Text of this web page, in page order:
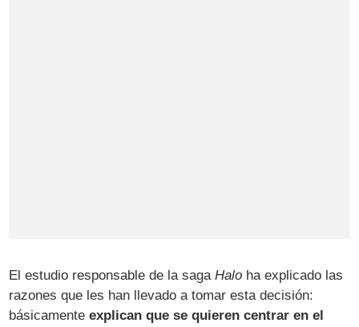
El estudio responsable de la sagaHalo ha explicado las
razones que les han llevado a tomar esta decisión:
básicamenteexplican que se quieren centrar en el